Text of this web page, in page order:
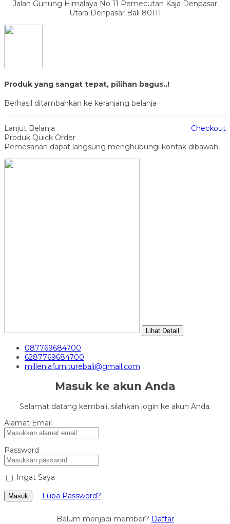
Jalan Gunung Himalaya No 11 Pemecutan Kaja Denpasar
Utara Denpasar Bali 80111
Produk yang sangat tepat, pilihan bagus..!
Berhasil ditambahkan ke keranjang belanja
Lanjut Belanja
Checkout
Produk Quick Order
Pemesanan dapat langsung menghubungi kontak dibawah:
Lihat Detail
087769684700
6287769684700
milleniafurniturebali@gmail.com
Masuk ke akun Anda
Selamat datang kembali, silahkan login ke akun Anda.
Alamat Email
Password
Ingat Saya
Masuk Lupa Password?
Belum menjadi member? Daftar